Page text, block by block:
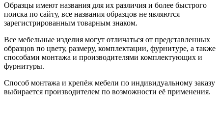
Образцы имеют названия для их различия и более быстрого
поиска по сайту, все названия образцов не являются
зарегистрированным товарным знаком.
Все мебельные изделия могут отличаться от представленных
образцов по цвету, размеру, комплектации, фурнитуре, а также
способами монтажа и производителями комплектующих и
фурнитуры.
Способ монтажа и крепёж мебели по индивидуальному заказу
выбирается производителем по возможности её применения.